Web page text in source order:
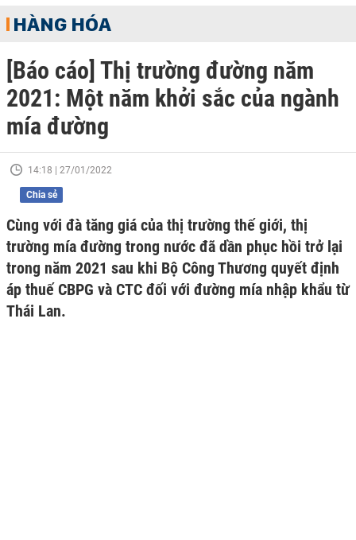
HÀNG HÓA
[Báo cáo] Thị trường đường năm
2021: Một năm khởi sắc của ngành
mía đường
14:18 | 27/01/2022
Chia sẻ
Cùng với đà tăng giá của thị trường thế giới, thị
trường mía đường trong nước đã dần phục hồi trở lại
trong năm 2021 sau khi Bộ Công Thương quyết định
áp thuế CBPG và CTC đối với đường mía nhập khẩu từ
Thái Lan.